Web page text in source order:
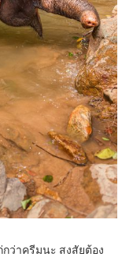
ว่าครีมนะ สงสัยต้อง